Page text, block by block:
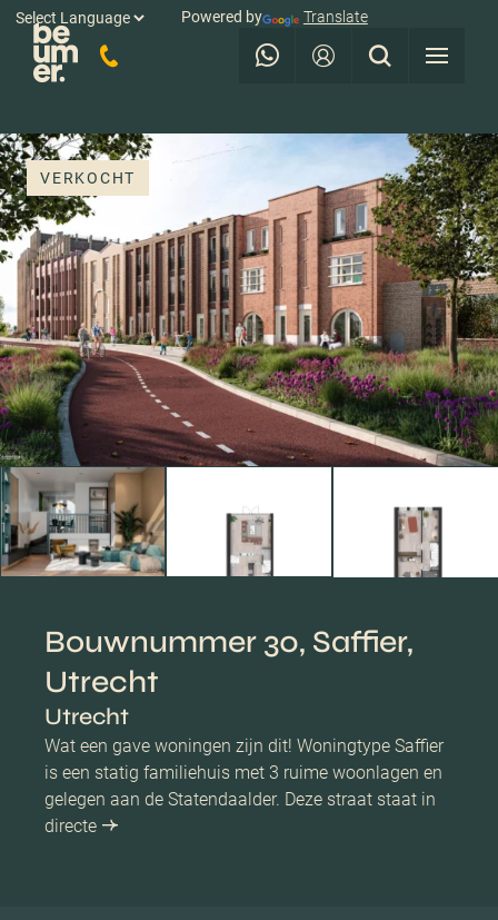
Powered by Translate
VERKOCHT
Bouwnummer 30, Saffier,
Utrecht
Utrecht
Wat een gave woningen zijn dit! Woningtype Saffier
is een statig familiehuis met 3 ruime woonlagen en
gelegen aan de Statendaalder. Deze straat staat in
directe